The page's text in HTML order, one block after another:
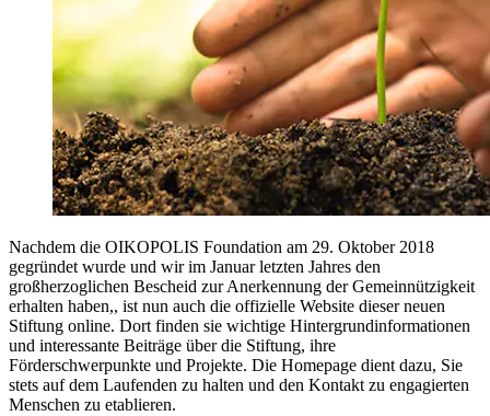
Nachdem die OIKOPOLIS Foundation am 29. Oktober 2018
gegründet wurde und wir im Januar letzten Jahres den
großherzoglichen Bescheid zur Anerkennung der Gemeinnützigkeit
erhalten haben,, ist nun auch die offizielle Website dieser neuen
Stiftung online. Dort finden sie wichtige Hintergrundinformationen
und interessante Beiträge über die Stiftung, ihre
Förderschwerpunkte und Projekte. Die Homepage dient dazu, Sie
stets auf dem Laufenden zu halten und den Kontakt zu engagierten
Menschen zu etablieren.